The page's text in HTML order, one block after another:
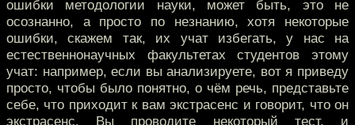
ошибки методологии науки, может быть, это не
осознанно, а просто по незнанию, хотя некоторые
ошибки, скажем так, их учат избегать, у нас на
естественнонаучных факультетах студентов этому
учат: например, если вы анализируете, вот я приведу
просто, чтобы было понятно, о чём речь, представьте
себе, что приходит к вам экстрасенс и говорит, что он
экстрасенс. Вы проводите некоторый тест, и